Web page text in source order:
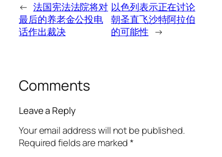
← 法国宪法法院将对
最后的养老金公投电
话作出裁决
以色列表示正在讨论
朝圣直飞沙特阿拉伯
的可能性 →
Comments
Leave a Reply
Your email address will not be published.
Required fields are marked*